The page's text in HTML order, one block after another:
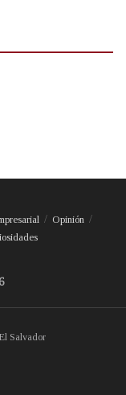
Opinión
Salvador